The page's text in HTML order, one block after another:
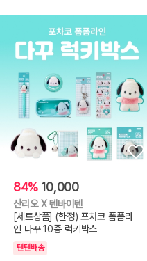
84% 10,000
산리오 X 텐바이텐
[세트상품] (한정) 포차코 폼폼라
인 다꾸 10종 럭키박스
텐텐배송